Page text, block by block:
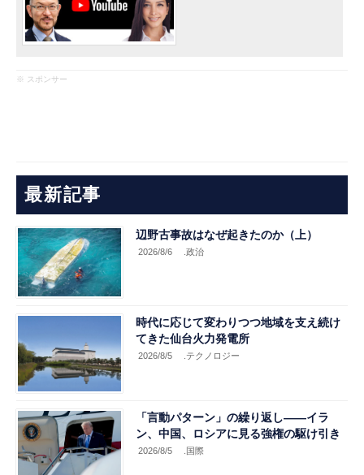
※ スポンサー
最新記事
辺野古事故はなぜ起きたのか（上）
2026/8/6 .政治
時代に応じて変わりつつ地域を支え続け
てきた仙台火力発電所
2026/8/5 .テクノロジー
「言動パターン」の繰り返し――イラ
ン、中国、ロシアに見る強権の駆け引き
2026/8/5 .国際